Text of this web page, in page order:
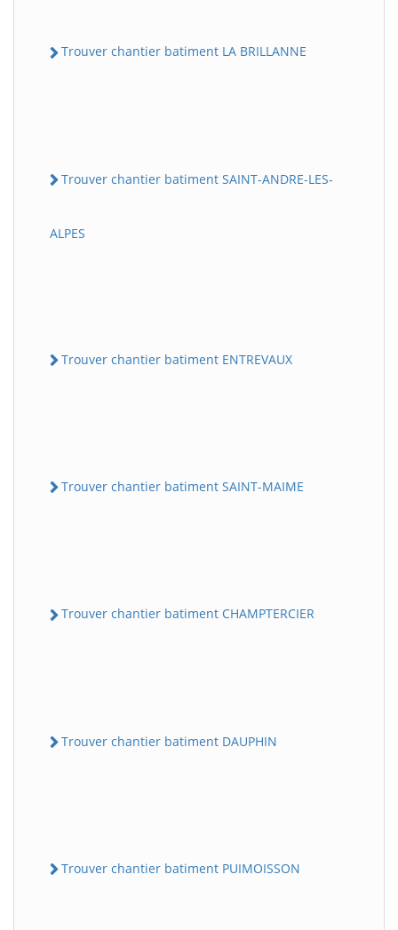
Trouver chantier batiment LA BRILLANNE
Trouver chantier batiment SAINT-ANDRE-LES-
ALPES
Trouver chantier batiment ENTREVAUX
Trouver chantier batiment SAINT-MAIME
Trouver chantier batiment CHAMPTERCIER
Trouver chantier batiment DAUPHIN
Trouver chantier batiment PUIMOISSON